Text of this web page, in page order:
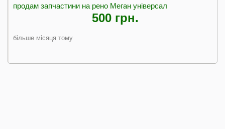
продам запчастини на рено Меган універсал
500 грн.
більше місяця тому